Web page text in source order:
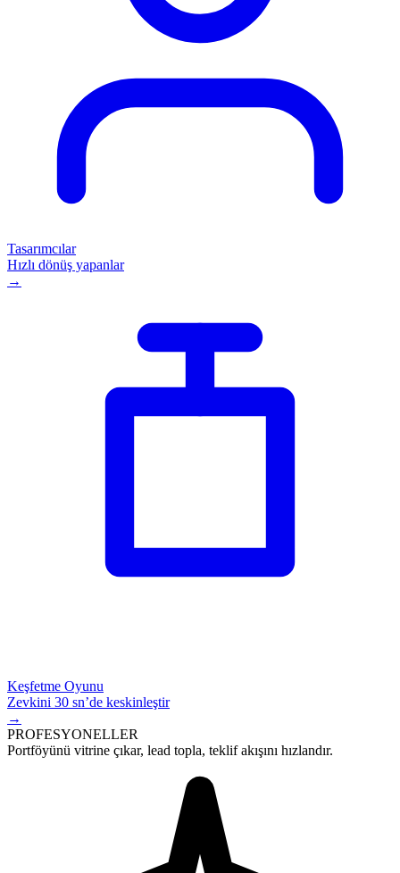
Tasarımcılar
Hızlı dönüş yapanlar
→
Keşfetme Oyunu
Zevkini 30 sn’de keskinleştir
→
PROFESYONELLER
Portföyünü vitrine çıkar, lead topla, teklif akışını hızlandır.